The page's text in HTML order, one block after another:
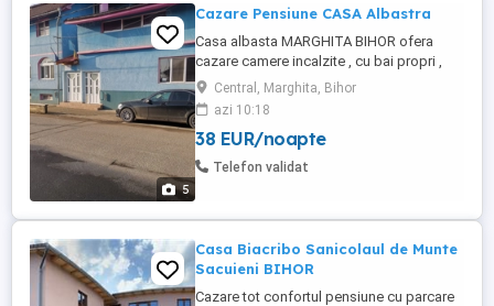
5
Cazare Pensiune CASA Albastra
Casa albasta MARGHITA BIHOR ofera
cazare camere incalzite , cu bai propri ,
cablu tv wifi utilitati. Camere cu 2 si 3
paturi .acceptam MUNCITORII pe termen
lung facem reducere .
Central, Marghita, Bihor
azi 10:18
38 EUR/noapte
Telefon validat
Casa Biacribo Sanicolaul de Munte
Sacuieni BIHOR
Cazare tot confortul pensiune cu parcare